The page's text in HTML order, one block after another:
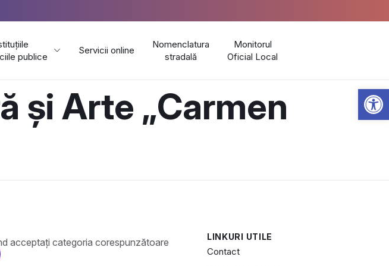
publice
Servicii online
Nomenclatura
stradală
Monitorul
Oficial Local
și Arte „Carmen
LINKURI UTILE
Contact